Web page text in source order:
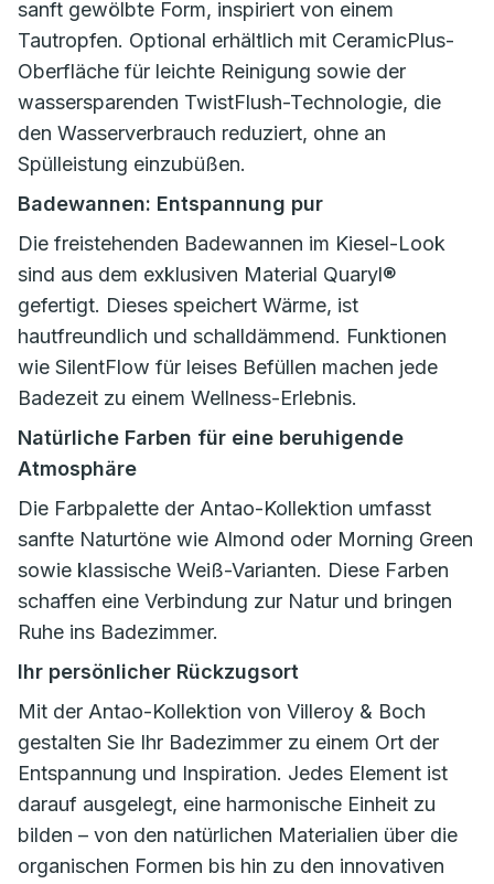
sanft gewölbte Form, inspiriert von einem
Tautropfen. Optional erhältlich mit CeramicPlus-
Oberfläche für leichte Reinigung sowie der
wassersparenden TwistFlush-Technologie, die
den Wasserverbrauch reduziert, ohne an
Spülleistung einzubüßen.
Badewannen: Entspannung pur
Die freistehenden Badewannen im Kiesel-Look
sind aus dem exklusiven Material Quaryl®
gefertigt. Dieses speichert Wärme, ist
hautfreundlich und schalldämmend. Funktionen
wie SilentFlow für leises Befüllen machen jede
Badezeit zu einem Wellness-Erlebnis.
Natürliche Farben für eine beruhigende
Atmosphäre
Die Farbpalette der Antao-Kollektion umfasst
sanfte Naturtöne wie Almond oder Morning Green
sowie klassische Weiß-Varianten. Diese Farben
schaffen eine Verbindung zur Natur und bringen
Ruhe ins Badezimmer.
Ihr persönlicher Rückzugsort
Mit der Antao-Kollektion von Villeroy & Boch
gestalten Sie Ihr Badezimmer zu einem Ort der
Entspannung und Inspiration. Jedes Element ist
darauf ausgelegt, eine harmonische Einheit zu
bilden – von den natürlichen Materialien über die
organischen Formen bis hin zu den innovativen